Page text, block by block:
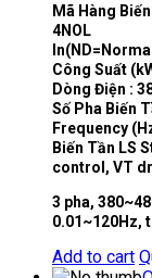
Mã Hàng
4NOL
Công Suất
Dòng Điện :
Số Pha Biến
Frequency
Biến Tần LS
control, VT
3 pha,
0.01~120Hz,
Add to cart